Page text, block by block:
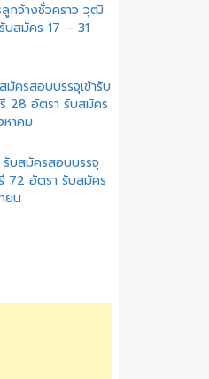
กจ้างชั่วคราว วุฒิ
บสมัคร 17 – 31
ครสอบบรรจุเข้ารับ
28 อัตรา รับสมัคร
าคม
บสมัครสอบบรรจุ
72 อัตรา รับสมัคร
ยน